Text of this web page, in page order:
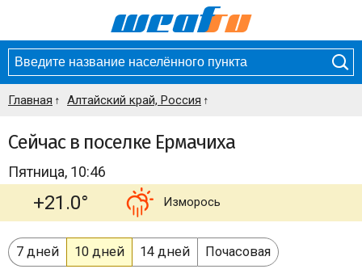
Главная Алтайский край, Россия
Сейчас в поселке Ермачиха
Пятница, 10:46
+21.0° Изморось
7 дней 10 дней 14 дней Почасовая